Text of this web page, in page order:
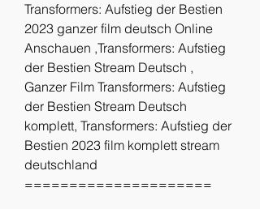
Transformers: Aufstieg der Bestien
2023 ganzer film deutsch Online
Anschauen ,Transformers: Aufstieg
der Bestien Stream Deutsch ,
Ganzer Film Transformers: Aufstieg
der Bestien Stream Deutsch
komplett, Transformers: Aufstieg der
Bestien 2023 film komplett stream
deutschland
=====================